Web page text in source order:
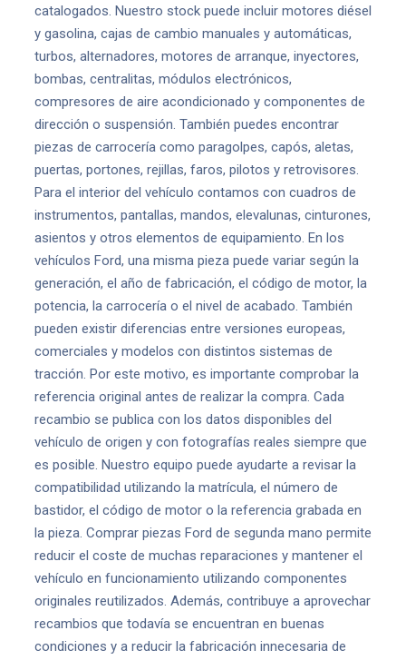
catalogados. Nuestro stock puede incluir motores diésel
y gasolina, cajas de cambio manuales y automáticas,
turbos, alternadores, motores de arranque, inyectores,
bombas, centralitas, módulos electrónicos,
compresores de aire acondicionado y componentes de
dirección o suspensión. También puedes encontrar
piezas de carrocería como paragolpes, capós, aletas,
puertas, portones, rejillas, faros, pilotos y retrovisores.
Para el interior del vehículo contamos con cuadros de
instrumentos, pantallas, mandos, elevalunas, cinturones,
asientos y otros elementos de equipamiento. En los
vehículos Ford, una misma pieza puede variar según la
generación, el año de fabricación, el código de motor, la
potencia, la carrocería o el nivel de acabado. También
pueden existir diferencias entre versiones europeas,
comerciales y modelos con distintos sistemas de
tracción. Por este motivo, es importante comprobar la
referencia original antes de realizar la compra. Cada
recambio se publica con los datos disponibles del
vehículo de origen y con fotografías reales siempre que
es posible. Nuestro equipo puede ayudarte a revisar la
compatibilidad utilizando la matrícula, el número de
bastidor, el código de motor o la referencia grabada en
la pieza. Comprar piezas Ford de segunda mano permite
reducir el coste de muchas reparaciones y mantener el
vehículo en funcionamiento utilizando componentes
originales reutilizados. Además, contribuye a aprovechar
recambios que todavía se encuentran en buenas
condiciones y a reducir la fabricación innecesaria de